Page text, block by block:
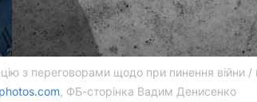
з переговорами щодо при пинення війни
, ФБ-сторінка Вадим Денисенко